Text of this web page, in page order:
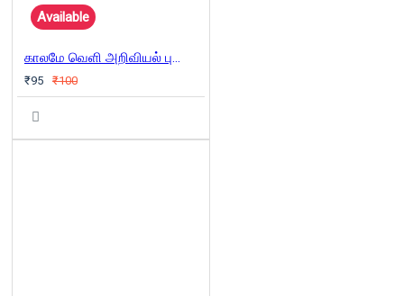
Available
காலமே வெளி அறிவியல் புனைகதைகள்
₹95 ₹100